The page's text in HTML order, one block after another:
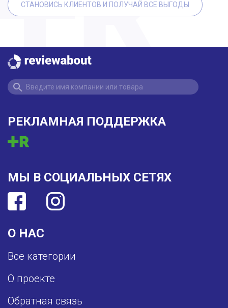
СТАНОВИСЬ КЛИЕНТОВ И ПОЛУЧАЙ ВСЕ ВЫГОДЫ
О НАС
Все категории
О проекте
Обратная связь
РЕКЛАМНАЯ ПОДДЕРЖКА
МЫ В СОЦИАЛЬНЫХ СЕТЯХ